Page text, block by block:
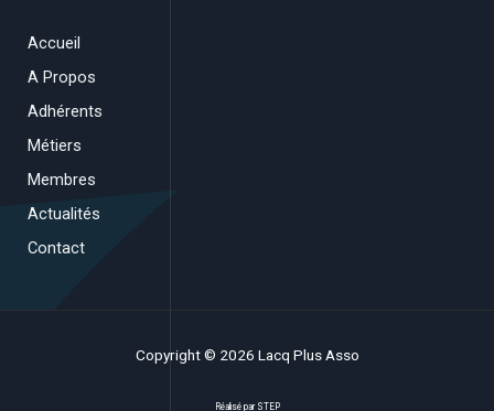
Accueil
A Propos
Adhérents
Métiers
Membres
Actualités
Contact
Copyright © 2026 Lacq Plus Asso
Réalisé par STEP